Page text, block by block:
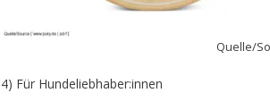
Quelle/
4) Für Hundeliebhaber:innen